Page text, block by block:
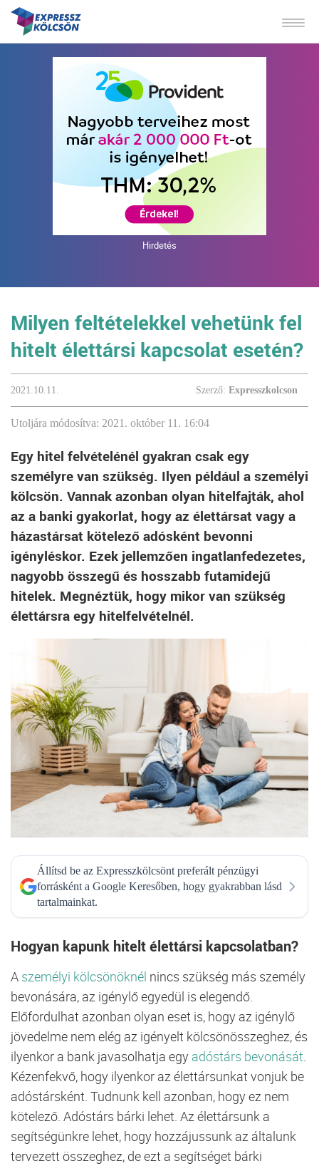
Hirdetés
Milyen feltételekkel vehetünk fel
hitelt élettársi kapcsolat esetén?
2021.10.11. Szerző: Expresszkolcson
Utoljára módosítva: 2021. október 11. 16:04
Egy hitel felvételénél gyakran csak egy
személyre van szükség. Ilyen például a személyi
kölcsön. Vannak azonban olyan hitelfajták, ahol
az a banki gyakorlat, hogy az élettársat vagy a
házastársat kötelező adósként bevonni
igényléskor. Ezek jellemzően ingatlanfedezetes,
nagyobb összegű és hosszabb futamidejű
hitelek. Megnéztük, hogy mikor van szükség
élettársra egy hitelfelvételnél.
Állítsd be az Expresszkölcsönt preferált pénzügyi
forrásként a Google Keresőben, hogy gyakrabban lásd
tartalmainkat.
Hogyan kapunk hitelt élettársi kapcsolatban?
A személyi kölcsönöknél nincs szükség más személy
bevonására, az igénylő egyedül is elegendő.
Előfordulhat azonban olyan eset is, hogy az igénylő
jövedelme nem elég az igényelt kölcsönösszeghez, és
ilyenkor a bank javasolhatja egy adóstárs bevonását.
Kézenfekvő, hogy ilyenkor az élettársunkat vonjuk be
adóstársként. Tudnunk kell azonban, hogy ez nem
kötelező. Adóstárs bárki lehet. Az élettársunk a
segítségünkre lehet, hogy hozzájussunk az általunk
tervezett összeghez, de ezt a segítséget bárki